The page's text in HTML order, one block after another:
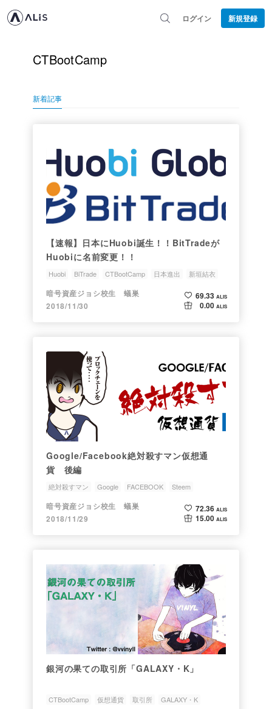
ログイン 新規登録
CTBootCamp
新着記事
【速報】日本にHuobi誕生！！BitTradeが
Huobiに名前変更！！
Huobi BiTrade CTBootCamp 日本進出 新垣結衣
暗号資産ジョシ校生 蟻巣
2018/11/30
69.33 ALIS
0.00 ALIS
Google/Facebook絶対殺すマン仮想通
貨 後編
絶対殺すマン Google FACEBOOK
Steem
CTBootCamp
暗号資産ジョシ校生 蟻巣
2018/11/29
72.36 ALIS
15.00 ALIS
銀河の果ての取引所「GALAXY・K」
CTBootCamp 仮想通貨 取引所
GALAXY・K